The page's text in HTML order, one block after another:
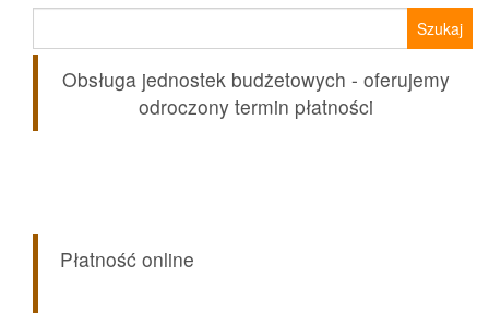
Obsługa jednostek budżetowych - oferujemy
odroczony termin płatności
Płatność online